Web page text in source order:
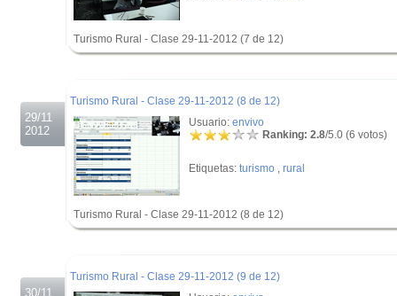
Turismo Rural - Clase 29-11-2012 (7 de 12)
29/11
2012
Turismo Rural - Clase 29-11-2012 (8 de 12)
Usuario: envivo
Ranking: 2.8/5.0 (6 votos)
Etiquetas: turismo , rural
Turismo Rural - Clase 29-11-2012 (8 de 12)
30/11
Turismo Rural - Clase 29-11-2012 (9 de 12)